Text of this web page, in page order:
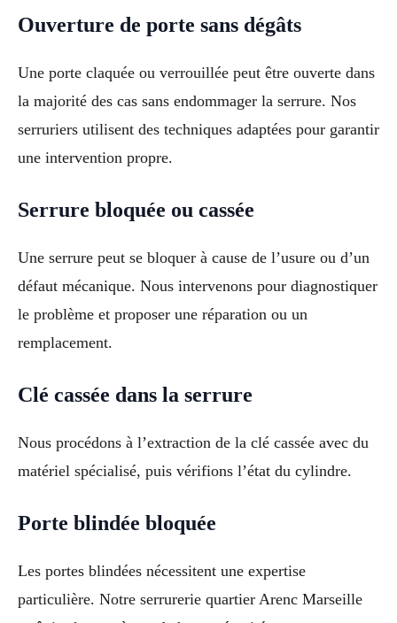
Ouverture de porte sans dégâts
Une porte claquée ou verrouillée peut être ouverte dans
la majorité des cas sans endommager la serrure. Nos
serruriers utilisent des techniques adaptées pour garantir
une intervention propre.
Serrure bloquée ou cassée
Une serrure peut se bloquer à cause de l’usure ou d’un
défaut mécanique. Nous intervenons pour diagnostiquer
le problème et proposer une réparation ou un
remplacement.
Clé cassée dans la serrure
Nous procédons à l’extraction de la clé cassée avec du
matériel spécialisé, puis vérifions l’état du cylindre.
Porte blindée bloquée
Les portes blindées nécessitent une expertise
particulière. Notre serrurerie quartier Arenc Marseille